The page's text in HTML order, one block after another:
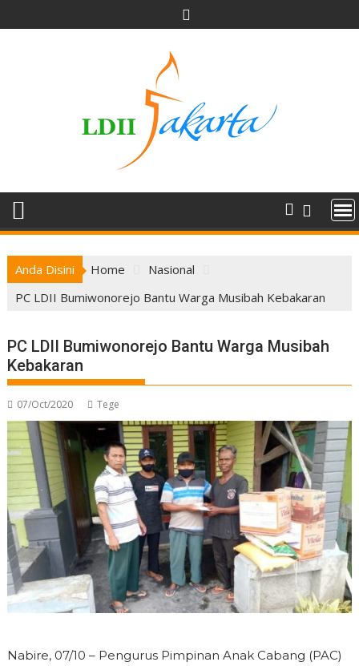
to
Anda Disini Home
Nasional
PC LDII Bumiwonorejo Bantu Warga Musibah Kebakaran
PC LDII Bumiwonorejo Bantu Warga Musibah
Kebakaran
07/Oct/2020 Tege
Nabire, 07/10 – Pengurus Pimpinan Anak Cabang (PAC)